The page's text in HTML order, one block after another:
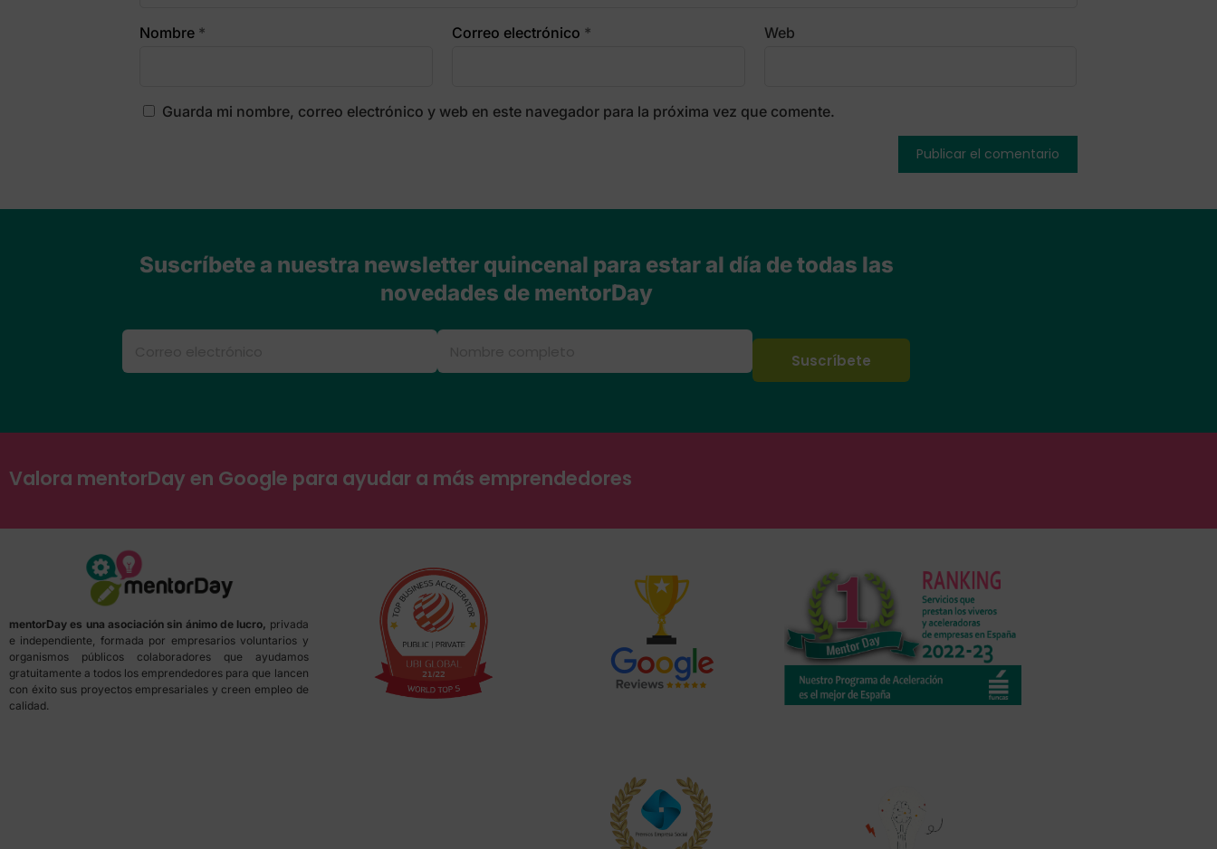
Nombre * Correo electrónico * Web
Guarda mi nombre, correo electrónico y web en este navegador para la próxima vez que comente.
Suscríbete a nuestra newsletter quincenal para estar al día de todas las
novedades de mentorDay
Valora mentorDay en Google para ayudar a más emprendedores
mentorDay es una asociación sin ánimo de lucro, privada
e independiente, formada por empresarios voluntarios y
organismos públicos colaboradores que ayudamos
gratuitamente a todos los emprendedores para que lancen
con éxito sus proyectos empresariales y creen empleo de
calidad.